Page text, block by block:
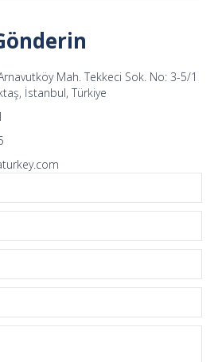
Mah. Tekkeci Sok. No: 3-5/1
İstanbul, Türkiye